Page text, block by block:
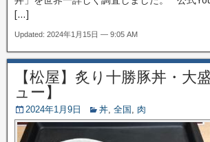
[…]
Updated: 2024年1月15日 — 9:05 AM
【松屋】炙り十勝豚丼・大
ュー】
2024年1月9日 丼, 全国 , 肉